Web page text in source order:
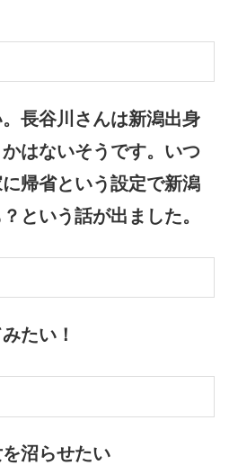
長谷川さんは新潟出身
はないそうです。いつ
帰省という設定で新潟
という話が出ました。
たい！
沼らせたい